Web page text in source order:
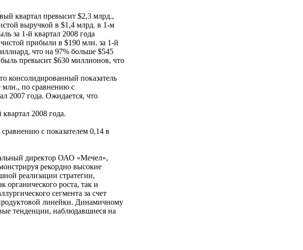
квартал превысит $2,3 млрд.,
выручкой в $1,4 млрд. в 1-м
за 1-й квартал 2008 года
прибыли в $190 млн. за 1-й
что на 97% больше $545
превысит $630 миллионов, что
консолидированный показатель
млн., по сравнению с
2007 года. Ожидается, что
2008 года.
с показателем 0,14 в
директор ОАО «Мечел»,
рекордно высокие
реализации стратегии,
роста, так и
сегмента за счет
линейки. Динамичному
тенденции, наблюдавшиеся на